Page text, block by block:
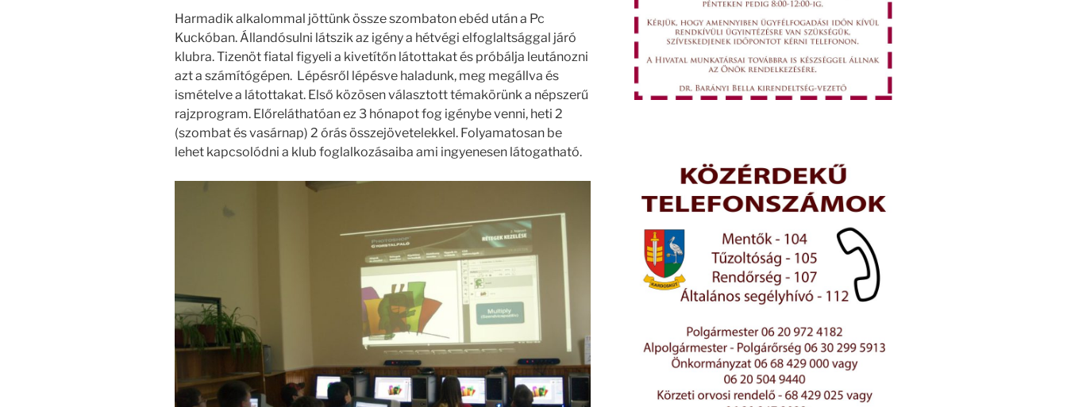
Harmadik alkalommal jöttünk össze szombaton ebéd után a Pc
Kuckóban. Állandósulni látszik az igény a hétvégi elfoglaltsággal járó
klubra. Tizenöt fiatal figyeli a kivetítőn látottakat és próbálja leutánozni
azt a számítógépen. Lépésről lépésve haladunk, meg megállva és
ismételve a látottakat. Első közösen választott témakörünk a népszerű
rajzprogram. Előreláthatóan ez 3 hónapot fog igénybe venni, heti 2
(szombat és vasárnap) 2 órás összejövetelekkel. Folyamatosan be
lehet kapcsolódni a klub foglalkozásaiba ami ingyenesen látogatható.